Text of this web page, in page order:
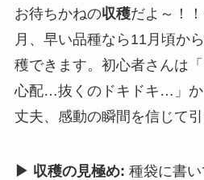
お待ちかねの収穫だよ～！
月、早い品種なら11月頃か
穫できます。初心者さんは
心配…抜くのドキドキ…」か
丈夫、感動の瞬間を信じて
▶ 収穫の見極め: 種袋に書